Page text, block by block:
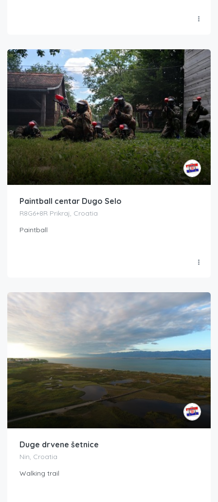
Paintball centar Dugo Selo
R8G6+8R Prikraj, Croatia
Paintball
Duge drvene šetnice
Nin, Croatia
Walking trail